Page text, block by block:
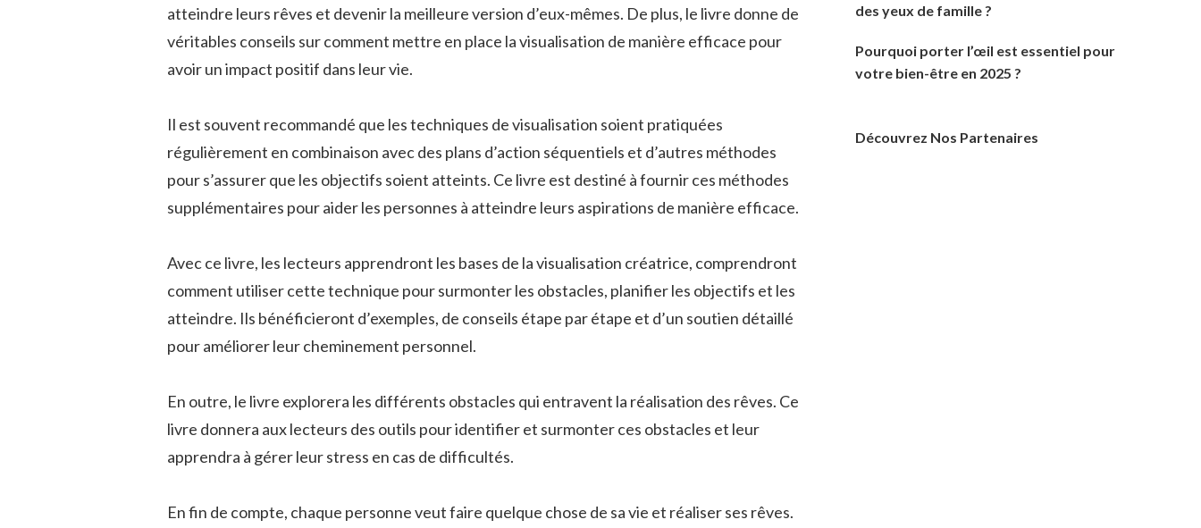
atteindre leurs rêves et devenir la meilleure version d’eux-mêmes. De plus, le livre donne de
véritables conseils sur comment mettre en place la visualisation de manière efficace pour
avoir un impact positif dans leur vie.
Il est souvent recommandé que les techniques de visualisation soient pratiquées
régulièrement en combinaison avec des plans d’action séquentiels et d’autres méthodes
pour s’assurer que les objectifs soient atteints. Ce livre est destiné à fournir ces méthodes
supplémentaires pour aider les personnes à atteindre leurs aspirations de manière efficace.
Avec ce livre, les lecteurs apprendront les bases de la visualisation créatrice, comprendront
comment utiliser cette technique pour surmonter les obstacles, planifier les objectifs et les
atteindre. Ils bénéficieront d’exemples, de conseils étape par étape et d’un soutien détaillé
pour améliorer leur cheminement personnel.
En outre, le livre explorera les différents obstacles qui entravent la réalisation des rêves. Ce
livre donnera aux lecteurs des outils pour identifier et surmonter ces obstacles et leur
apprendra à gérer leur stress en cas de difficultés.
En fin de compte, chaque personne veut faire quelque chose de sa vie et réaliser ses rêves.
des yeux de famille ?
Pourquoi porter l’œil est essentiel pour
votre bien-être en 2025 ?
Découvrez Nos Partenaires